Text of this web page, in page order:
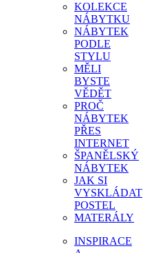
KOLEKCE
NÁBYTKU
NÁBYTEK
PODLE
STYLU
MĚLI
BYSTE
VĚDĚT
PROČ
NÁBYTEK
PŘES
INTERNET
ŠPANĚLSKÝ
NÁBYTEK
JAK SI
VYSKLÁDAT
POSTEL
MATERÁLY
INSPIRACE